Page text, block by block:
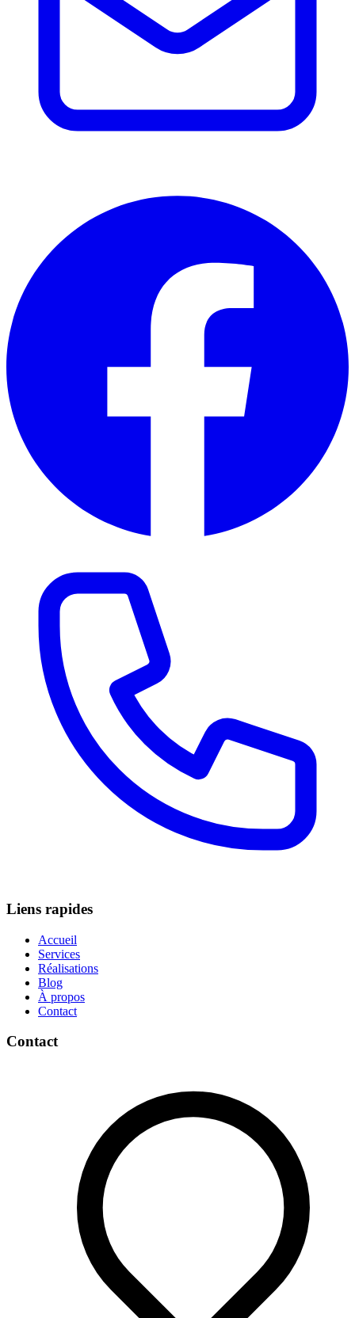
Liens rapides
Accueil
Services
Réalisations
Blog
À propos
Contact
Contact